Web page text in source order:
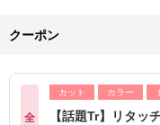
クーポン
全
カット カラー
【話題Tr】リタッ